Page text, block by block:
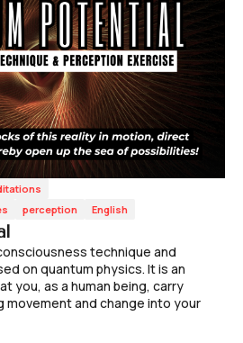
perception English
technique and
on quantum physics. It is an
you, as a human being, carry
movement and change into your